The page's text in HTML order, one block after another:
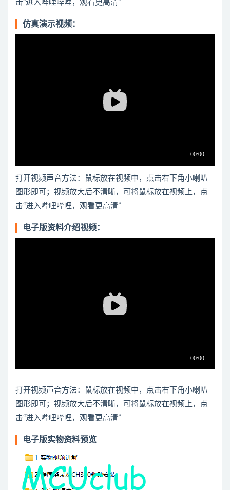
击“进入哔哩哔哩，观看更高清”
仿真演示视频：
打开视频声音方法：鼠标放在视频中，点击右下角小喇叭
图形即可；视频放大后不清晰，可将鼠标放在视频上，点
击“进入哔哩哔哩，观看更高清”
电子版资料介绍视频：
打开视频声音方法：鼠标放在视频中，点击右下角小喇叭
图形即可；视频放大后不清晰，可将鼠标放在视频上，点
击“进入哔哩哔哩，观看更高清”
电子版实物资料预览